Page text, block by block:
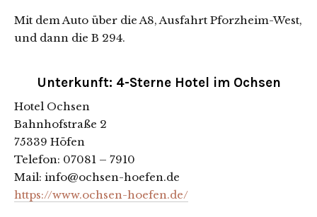
Mit dem Auto über die A8, Ausfahrt Pforzheim-West,
und dann die B 294.
Unterkunft: 4-Sterne Hotel im Ochsen
Hotel Ochsen
Bahnhofstraße 2
75339 Höfen
Telefon: 07081 – 7910
Mail: info@ochsen-hoefen.de
https://www.ochsen-hoefen.de/